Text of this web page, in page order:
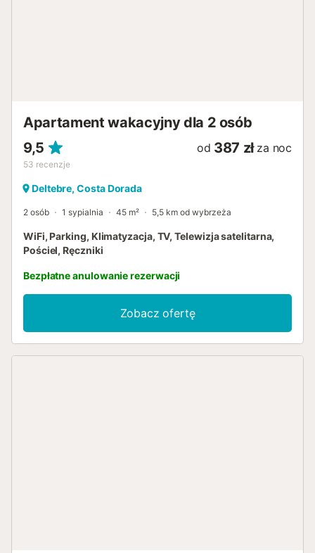
Apartament wakacyjny dla 2 osób
9,5
53 recenzje
od 387 zł za noc
Deltebre, Costa Dorada
2 osób 1 sypialnia 45 m² 5,5 km od wybrzeża
WiFi, Parking, Klimatyzacja, TV, Telewizja satelitarna,
Pościel, Ręczniki
Bezpłatne anulowanie rezerwacji
Zobacz ofertę